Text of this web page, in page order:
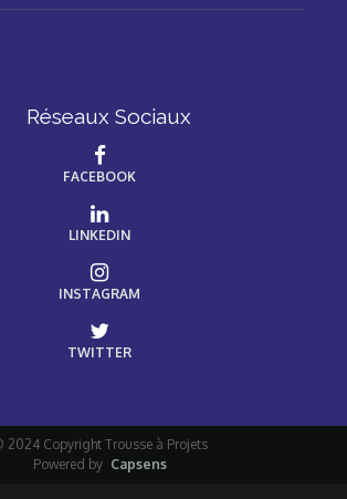
Réseaux Sociaux
FACEBOOK
LINKEDIN
INSTAGRAM
TWITTER
2024 Copyright Trousse à Projets
Powered by Capsens